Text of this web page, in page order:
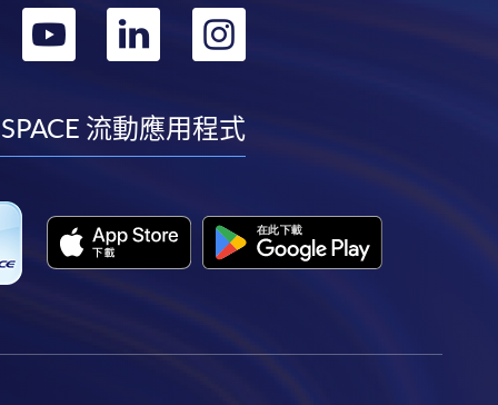
轉
youtube
轉
linkedin
轉
instagram
流動應用程式